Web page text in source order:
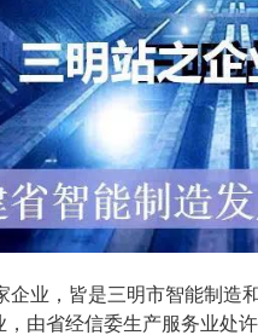
企业，皆是三明市智能制造
由省经信委生产服务业处